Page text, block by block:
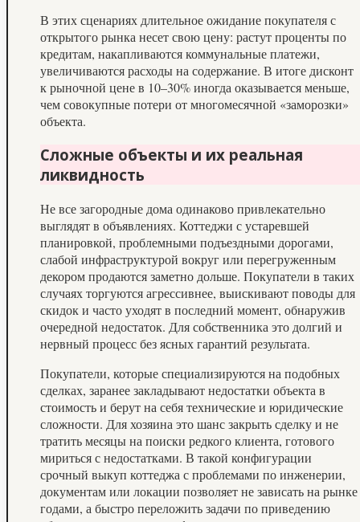
В этих сценариях длительное ожидание покупателя с
открытого рынка несет свою цену: растут проценты по
кредитам, накапливаются коммунальные платежи,
увеличиваются расходы на содержание. В итоге дисконт
к рыночной цене в 10–30% иногда оказывается меньше,
чем совокупные потери от многомесячной «заморозки»
объекта.
Сложные объекты и их реальная
ликвидность
Не все загородные дома одинаково привлекательно
выглядят в объявлениях. Коттеджи с устаревшей
планировкой, проблемными подъездными дорогами,
слабой инфраструктурой вокруг или перегруженным
декором продаются заметно дольше. Покупатели в таких
случаях торгуются агрессивнее, выискивают поводы для
скидок и часто уходят в последний момент, обнаружив
очередной недостаток. Для собственника это долгий и
нервный процесс без ясных гарантий результата.
Покупатели, которые специализируются на подобных
сделках, заранее закладывают недостатки объекта в
стоимость и берут на себя технические и юридические
сложности. Для хозяина это шанс закрыть сделку и не
тратить месяцы на поиски редкого клиента, готового
мириться с недостатками. В такой конфигурации
срочный выкуп коттеджа с проблемами по инженерии,
документам или локации позволяет не зависать на рынке
годами, а быстро переложить задачи по приведению